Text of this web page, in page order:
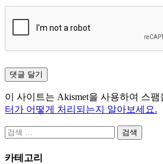
이 사이트는 Akismet을 사용하여 스팸
터가 어떻게 처리되는지 알아보세요.
검
카테고리